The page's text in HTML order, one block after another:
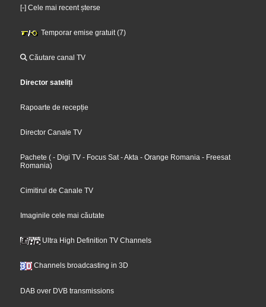
[-] Cele mai recent șterse
Temporar emise gratuit (7)
Căutare canal TV
Director sateliți
Rapoarte de recepție
Director Canale TV
Pachete (- Digi TV - Focus Sat- Akta - Orange Romania - Freesat
Romania)
Cimitirul de Canale TV
Imaginile cele mai căutate
Ultra High Definition TV Channels
Channels broadcasting in 3D
DAB over DVB transmissions